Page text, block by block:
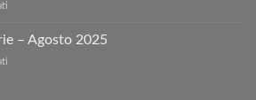
con
PASQUA
– Agosto 2025